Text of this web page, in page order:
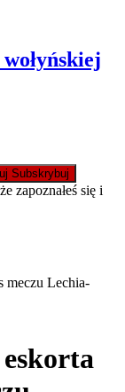
Subskrybuj
zapoznałeś się i
meczu Lechia-